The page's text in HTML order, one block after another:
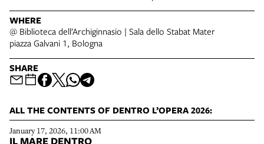
WHERE
@ Biblioteca dell’Archiginnasio | Sala dello Stabat Mater
piazza Galvani 1, Bologna
SHARE
ALL THE CONTENTS OF DENTRO L’OPERA 2026:
January 17, 2026, 11:00 AM
IL MARE DENTRO